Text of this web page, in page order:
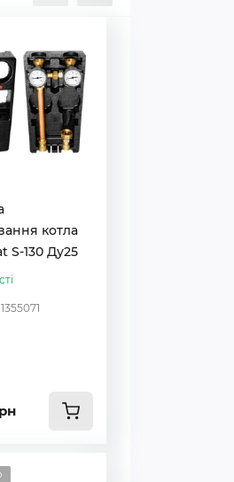
котла
S-130 Ду25
1355071